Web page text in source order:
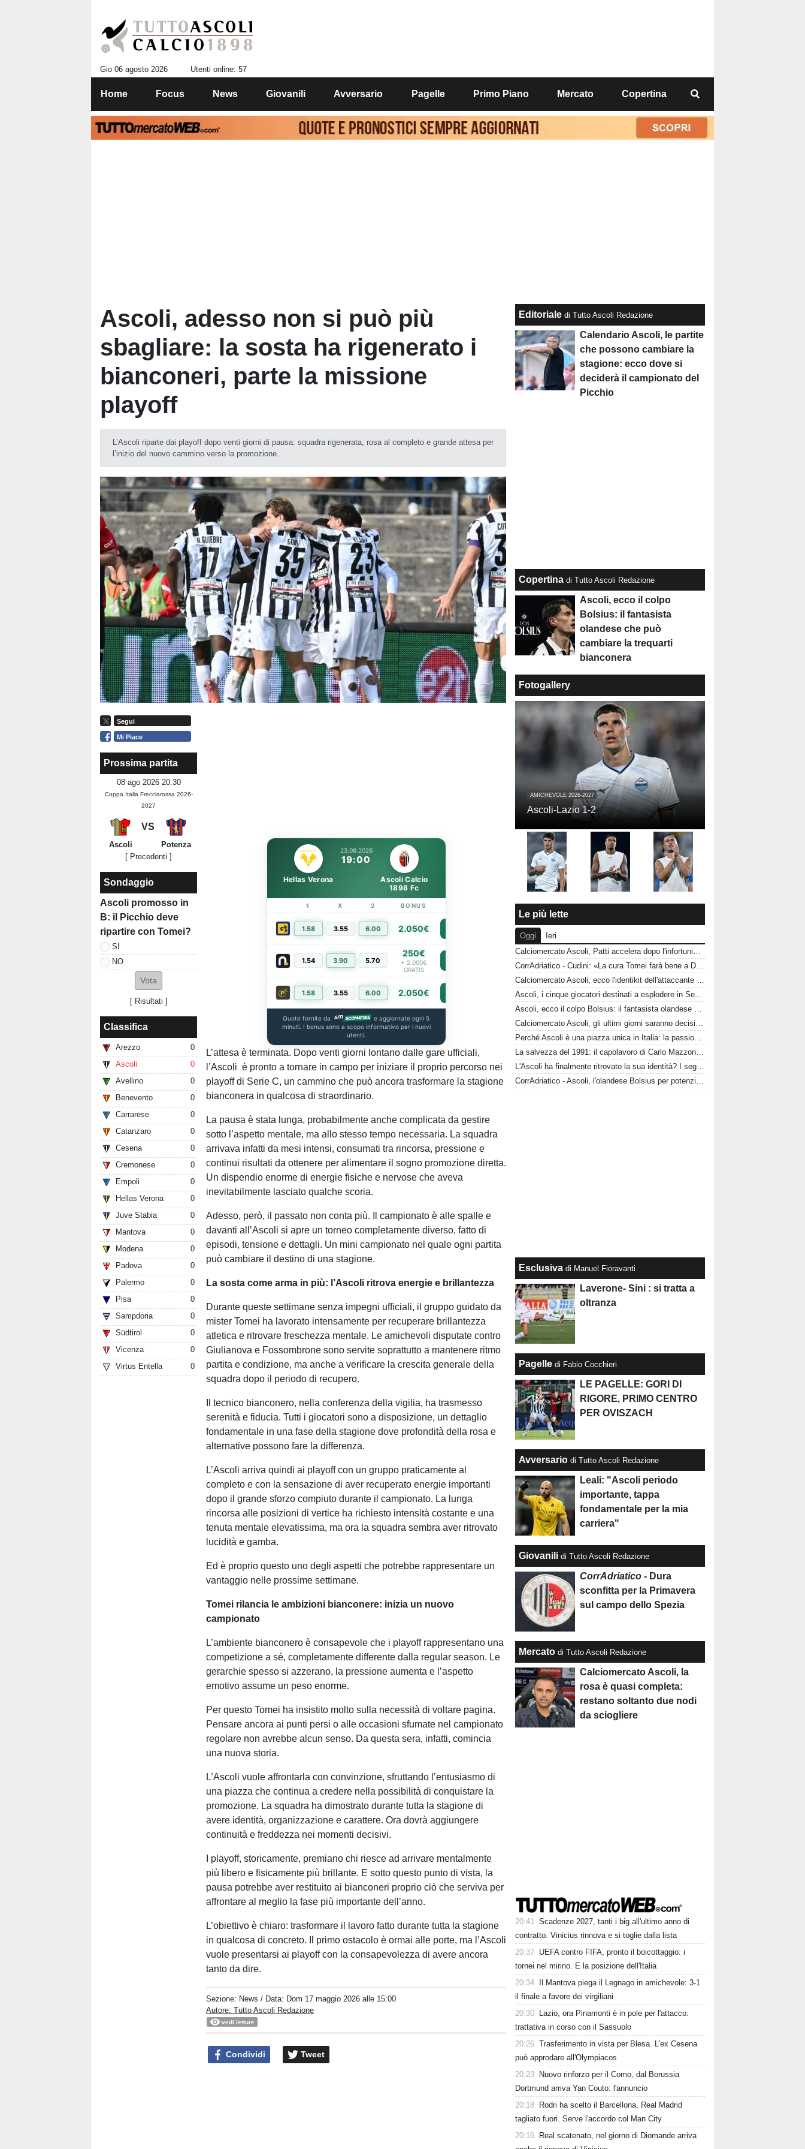
Gio 06 agosto 2026 Utenti online: 57
Home Focus News Giovanili Avversario Pagelle Primo Piano Mercato Copertina
Ascoli, adesso non si può più
sbagliare: la sosta ha rigenerato i
bianconeri, parte la missione
playoff
L’Ascoli riparte dai playoff dopo venti giorni di pausa: squadra rigenerata, rosa al completo e grande attesa per
l’inizio del nuovo cammino verso la promozione.
Segui
Mi Piace
Prossima partita
08 ago 2026 20:30
Coppa Italia Frecciarossa 2026-
2027
VS
Ascoli
Potenza
[ Precedenti ]
Sondaggio
Ascoli promosso in
B: il Picchio deve
ripartire con Tomei?
SI
NO
[ Risultati ]
Classifica
Arezzo
0
Ascoli
0
Avellino
0
Benevento
0
Carrarese
0
Catanzaro
0
Cesena
0
Cremonese
0
Empoli
0
Hellas Verona
0
Juve Stabia
0
Mantova
0
Modena
0
Padova
0
Palermo
0
Pisa
0
Sampdoria
0
Südtirol
0
Vicenza
0
Virtus Entella
0
23.08.2026
19:00
Hellas Verona
Ascoli Calcio
1898 Fc
1 X 2 BONUS
1.58 3.55 6.00 2.050€
1.54 3.90 5.70
250€
+ 2.000€
GRATIS
1.58 3.55 6.00 2.050€
Quote fornite da
e aggiornate ogni 5
minuti. I bonus sono a scopo informativo per i nuovi
utenti.
L’attesa è terminata. Dopo venti giorni lontano dalle gare ufficiali,
l’Ascoli è pronto a tornare in campo per iniziare il proprio percorso nei
playoff di Serie C, un cammino che può ancora trasformare la stagione
bianconera in qualcosa di straordinario.
La pausa è stata lunga, probabilmente anche complicata da gestire
sotto l’aspetto mentale, ma allo stesso tempo necessaria. La squadra
arrivava infatti da mesi intensi, consumati tra rincorsa, pressione e
continui risultati da ottenere per alimentare il sogno promozione diretta.
Un dispendio enorme di energie fisiche e nervose che aveva
inevitabilmente lasciato qualche scoria.
Adesso, però, il passato non conta più. Il campionato è alle spalle e
davanti all’Ascoli si apre un torneo completamente diverso, fatto di
episodi, tensione e dettagli. Un mini campionato nel quale ogni partita
può cambiare il destino di una stagione.
La sosta come arma in più: l’Ascoli ritrova energie e brillantezza
Durante queste settimane senza impegni ufficiali, il gruppo guidato da
mister Tomei ha lavorato intensamente per recuperare brillantezza
atletica e ritrovare freschezza mentale. Le amichevoli disputate contro
Giulianova e Fossombrone sono servite soprattutto a mantenere ritmo
partita e condizione, ma anche a verificare la crescita generale della
squadra dopo il periodo di recupero.
Il tecnico bianconero, nella conferenza della vigilia, ha trasmesso
serenità e fiducia. Tutti i giocatori sono a disposizione, un dettaglio
fondamentale in una fase della stagione dove profondità della rosa e
alternative possono fare la differenza.
L’Ascoli arriva quindi ai playoff con un gruppo praticamente al
completo e con la sensazione di aver recuperato energie importanti
dopo il grande sforzo compiuto durante il campionato. La lunga
rincorsa alle posizioni di vertice ha richiesto intensità costante e una
tenuta mentale elevatissima, ma ora la squadra sembra aver ritrovato
lucidità e gamba.
Ed è proprio questo uno degli aspetti che potrebbe rappresentare un
vantaggio nelle prossime settimane.
Tomei rilancia le ambizioni bianconere: inizia un nuovo
campionato
L’ambiente bianconero è consapevole che i playoff rappresentano una
competizione a sé, completamente differente dalla regular season. Le
gerarchie spesso si azzerano, la pressione aumenta e l’aspetto
emotivo assume un peso enorme.
Per questo Tomei ha insistito molto sulla necessità di voltare pagina.
Pensare ancora ai punti persi o alle occasioni sfumate nel campionato
regolare non avrebbe alcun senso. Da questa sera, infatti, comincia
una nuova storia.
L’Ascoli vuole affrontarla con convinzione, sfruttando l’entusiasmo di
una piazza che continua a credere nella possibilità di conquistare la
promozione. La squadra ha dimostrato durante tutta la stagione di
avere identità, organizzazione e carattere. Ora dovrà aggiungere
continuità e freddezza nei momenti decisivi.
I playoff, storicamente, premiano chi riesce ad arrivare mentalmente
più libero e fisicamente più brillante. E sotto questo punto di vista, la
pausa potrebbe aver restituito ai bianconeri proprio ciò che serviva per
affrontare al meglio la fase più importante dell’anno.
L’obiettivo è chiaro: trasformare il lavoro fatto durante tutta la stagione
in qualcosa di concreto. Il primo ostacolo è ormai alle porte, ma l’Ascoli
vuole presentarsi ai playoff con la consapevolezza di avere ancora
tanto da dire.
Sezione: News / Data: Dom 17 maggio 2026 alle 15:00
Autore: Tutto Ascoli Redazione
vedi letture
Condividi Tweet
Editoriale di Tutto Ascoli Redazione
Calendario Ascoli, le partite
che possono cambiare la
stagione: ecco dove si
deciderà il campionato del
Picchio
Copertina di Tutto Ascoli Redazione
Ascoli, ecco il colpo
Bolsius: il fantasista
olandese che può
cambiare la trequarti
bianconera
Fotogallery
AMICHEVOLE 2026-2027
Ascoli-Lazio 1-2
Le più lette
Oggi
Ieri
Calciomercato Ascoli, Patti accelera dopo l'infortunio di Alagna: due difensori del Pescara nel mirino del Picchio
CorrAdriatico - Cudini: «La cura Tomei farà bene a Don»
Calciomercato Ascoli, ecco l'identikit dell'attaccante perfetto per Francesco Tomei
Ascoli, i cinque giocatori destinati a esplodere in Serie B: Tomei punta su di loro
Ascoli, ecco il colpo Bolsius: il fantasista olandese che può cambiare la trequarti bianconera
Calciomercato Ascoli, gli ultimi giorni saranno decisivi: cosa manca davvero alla squadra di Tomei?
Perché Ascoli è una piazza unica in Italia: la passione bianconera che conquista chiunque
La salvezza del 1991: il capolavoro di Carlo Mazzone che riportò l'Ascoli tra le grandi del calcio italiano
L'Ascoli ha finalmente ritrovato la sua identità? I segnali fanno ben sperare i tifosi
CorrAdriatico - Ascoli, l'olandese Bolsius per potenziare l'attacco
Esclusiva di Manuel Fioravanti
Laverone- Sini : si tratta a
oltranza
Pagelle di Fabio Cocchieri
LE PAGELLE: GORI DI
RIGORE, PRIMO CENTRO
PER OVISZACH
Avversario di Tutto Ascoli Redazione
Leali: "Ascoli periodo
importante, tappa
fondamentale per la mia
carriera"
Giovanili di Tutto Ascoli Redazione
CorrAdriatico - Dura
sconfitta per la Primavera
sul campo dello Spezia
Mercato di Tutto Ascoli Redazione
Calciomercato Ascoli, la
rosa è quasi completa:
restano soltanto due nodi
da sciogliere
20:41 Scadenze 2027, tanti i big all'ultimo anno di
contratto. Vinicius rinnova e si toglie dalla lista
20:37 UEFA contro FIFA, pronto il boicottaggio: i
tornei nel mirino. E la posizione dell'Italia
20:34
Il Mantova piega il Legnago in amichevole: 3-1
il finale a favore dei virgiliani
20:30
Lazio, ora Pinamonti è in pole per l'attacco:
trattativa in corso con il Sassuolo
20:26 Trasferimento in vista per Blesa. L'ex Cesena
può approdare all'Olympiacos
20:23
Nuovo rinforzo per il Como, dal Borussia
Dortmund arriva Yan Couto: l'annuncio
20:18
Rodri ha scelto il Barcellona, Real Madrid
tagliato fuori. Serve l'accordo col Man City
20:16
Real scatenato, nel giorno di Diomande arriva